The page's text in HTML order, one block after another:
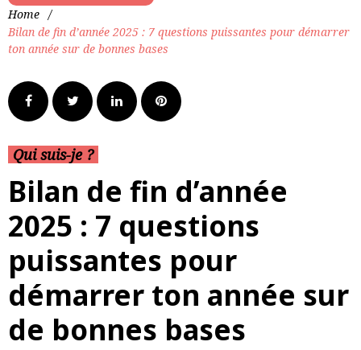
Home /
Bilan de fin d’année 2025 : 7 questions puissantes pour démarrer
ton année sur de bonnes bases
Qui suis-je ?
Bilan de fin d’année
2025 : 7 questions
puissantes pour
démarrer ton année sur
de bonnes bases